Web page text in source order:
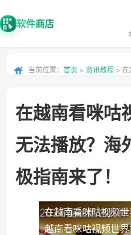
软件商店
当前位置： 首页 > 资讯教程 > 在
在越南看咪咕
无法播放？海
极指南来了！
在越南看咪咕视频
越南看咪咕视频世